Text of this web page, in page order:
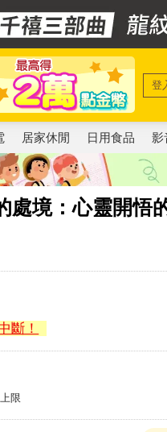
登
居家休閒 日用食品 影
處境：心靈開悟
斷！
限